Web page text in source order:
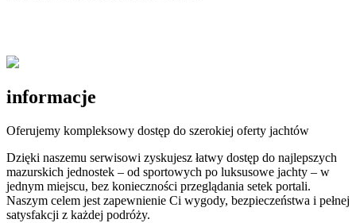
informacje
Oferujemy kompleksowy dostęp do szerokiej oferty jachtów
Dzięki naszemu serwisowi zyskujesz łatwy dostęp do najlepszych
mazurskich jednostek – od sportowych po luksusowe jachty – w
jednym miejscu, bez konieczności przeglądania setek portali.
Naszym celem jest zapewnienie Ci wygody, bezpieczeństwa i pełnej
satysfakcji z każdej podróży.